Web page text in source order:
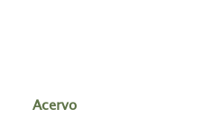
Acervo